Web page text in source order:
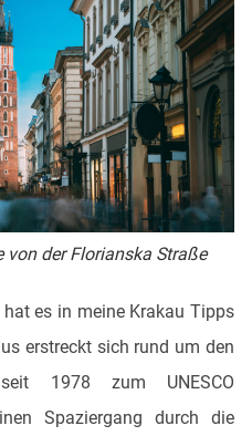
der Florianska Straße
es in meine Krakau Tipps
erstreckt sich rund um den
1978 zum UNESCO
Spaziergang durch die